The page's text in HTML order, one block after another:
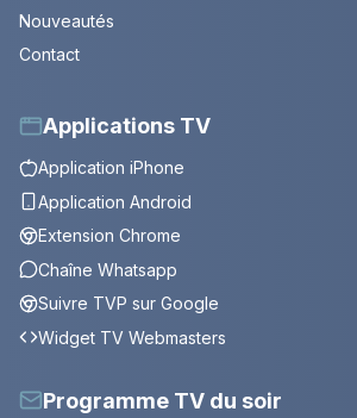
Nouveautés
Contact
Applications TV
Application iPhone
Application Android
Extension Chrome
Chaîne Whatsapp
Suivre TVP sur Google
Widget TV Webmasters
Programme TV du soir